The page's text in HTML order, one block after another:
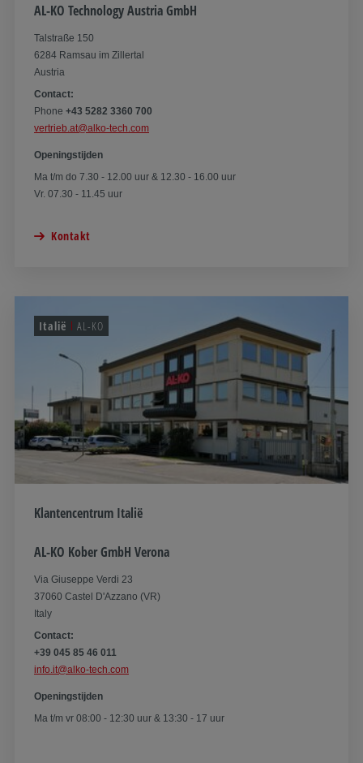
AL-KO Technology Austria GmbH
Talstraße 150
6284 Ramsau im Zillertal
Austria
Contact:
Phone +43 5282 3360 700
vertrieb.at@alko-tech.com
Openingstijden
Ma t/m do 7.30 - 12.00 uur & 12.30 - 16.00 uur
Vr. 07.30 - 11.45 uur
Kontakt
Italië AL-KO
Klantencentrum Italië
AL-KO Kober GmbH Verona
Via Giuseppe Verdi 23
37060 Castel D'Azzano (VR)
Italy
Contact:
+39 045 85 46 011
info.it@alko-tech.com
Openingstijden
Ma t/m vr 08:00 - 12:30 uur & 13:30 - 17 uur